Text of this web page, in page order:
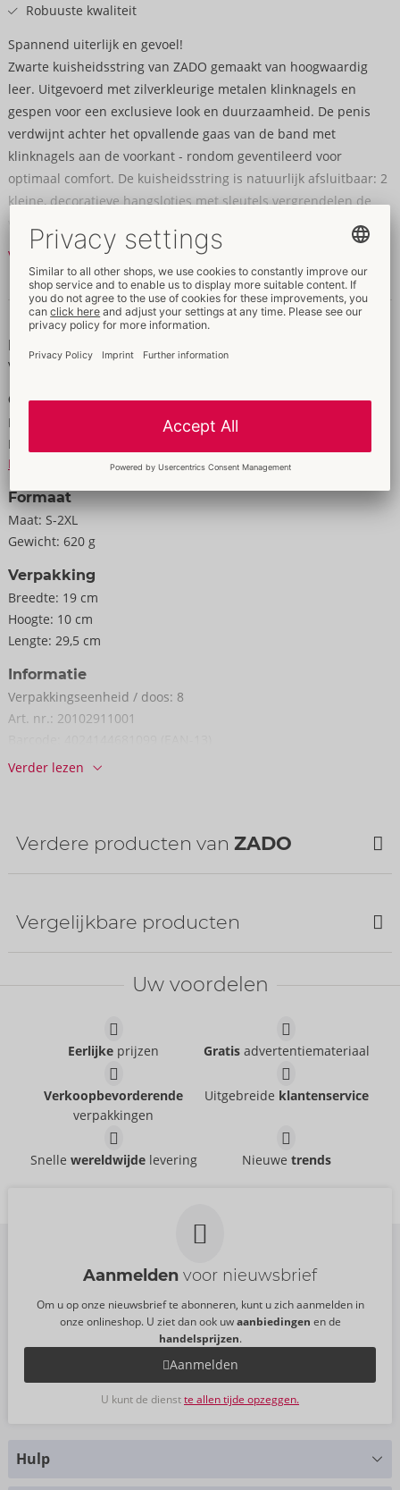
Robuuste kwaliteit
Spannend uiterlijk en gevoel!
Zwarte kuisheidsstring van ZADO gemaakt van hoogwaardig
leer. Uitgevoerd met zilverkleurige metalen klinknagels en
gespen voor een exclusieve look en duurzaamheid. De penis
verdwijnt achter het opvallende gaas van de band met
klinknagels aan de voorkant - rondom geventileerd voor
optimaal comfort. De kuisheidsstring is natuurlijk afsluitbaar: 2
kleine, decoratieve hangslotjes met sleutels vergrendelen de
verstelbare tailleband en de verstelbare string. Een anaalplug
met een standaard/zuignap (niet inbegrepen) kan in de
variabele plugbevestigingsmanchet in de string worden
gestoken voor extra opwindende sensaties. De manchet kan ook
worden verwijderd met drukknopen.
Leer (buffel/koe/lam, chroomvrij gelooid), metaal.
Verder lezen
Gegevens en kenmerken
Kenmerken
Voor mannen
Gegevens
Kleur:
Materiaal:
Naar de materiële informatie
Formaat
Maat: S-2XL
Gewicht: 620 g
Verpakking
Breedte: 19 cm
Hoogte: 10 cm
Lengte: 29,5 cm
Informatie
Verpakkings­eenheid / doos: 8
Art. nr.: 20102911001
Tariefnummer douane:
volgende levering:44/2026
Verder lezen
Verdere producten van ZADO
Humbler
- ORION Brand
Leather Paddle
20406201000
44,95 €
Vergelijkbare producten
Leather Harness Leather Chest Harness
Uw voordelen
Eerlijke prijzen Gratisadvertentiemateriaal
Verkoopbevorderende
verpakkingen
Uitgebreide klantenservice
Snelle wereldwijdelevering Nieuwe trends
Aanmelden voor nieuwsbrief
Om u op onze nieuwsbrief te abonneren, kunt u zich aanmelden in
onze onlineshop. U ziet dan ook uwaanbiedingen en de
handelsprijzen.
Aanmelden
U kunt de dienstte allen tijde opzeggen.
Hulp